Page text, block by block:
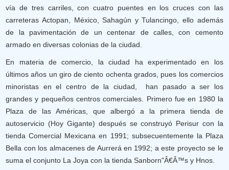
vía de tres carriles, con cuatro puentes en los cruces con las
carreteras Actopan, México, Sahagún y Tulancingo, ello además
de la pavimentación de un centenar de calles, con cemento
armado en diversas colonias de la ciudad.
En materia de comercio, la ciudad ha experimentado en los
últimos años un giro de ciento ochenta grados, pues los comercios
minoristas en el centro de la ciudad, han pasado a ser los
grandes y pequeños centros comerciales. Primero fue en 1980 la
Plaza de las Américas, que albergó a la primera tienda de
autoservicio (Hoy Gigante) después se construyó Perisur con la
tienda Comercial Mexicana en 1991; subsecuentemente la Plaza
Bella con los almacenes de Aurrerá en 1992; a este proyecto se le
suma el conjunto La Joya con la tienda Sanborn"Â€Â™s y Hnos.